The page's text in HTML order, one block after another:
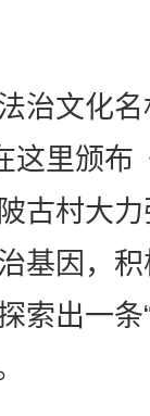
文化名
这里颁布
古村大
基因，
索出一条